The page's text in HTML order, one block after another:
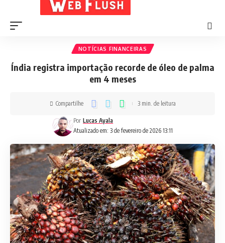
NOTÍCIAS FINANCEIRAS
Índia registra importação recorde de óleo de palma
em 4 meses
Atualizado em: 3 de fevereiro de 2026 13:11
Por Lucas Ayala
Compartilhe 3 min. de leitura